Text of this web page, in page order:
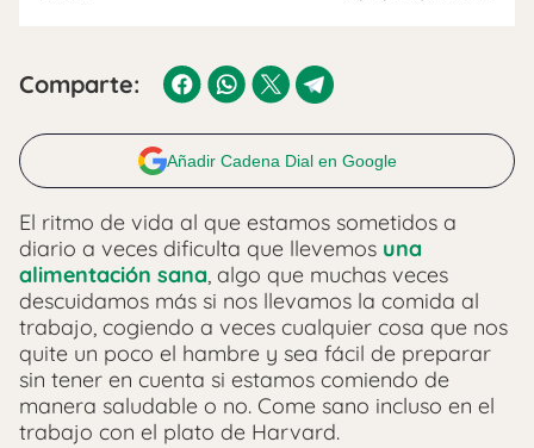
Comparte:
Añadir Cadena Dial en Google
El ritmo de vida al que estamos sometidos a
diario a veces dificulta que llevemos una
alimentación sana, algo que muchas veces
descuidamos más si nos llevamos la comida al
trabajo, cogiendo a veces cualquier cosa que nos
quite un poco el hambre y sea fácil de preparar
sin tener en cuenta si estamos comiendo de
manera saludable o no. Come sano incluso en el
trabajo con el plato de Harvard.